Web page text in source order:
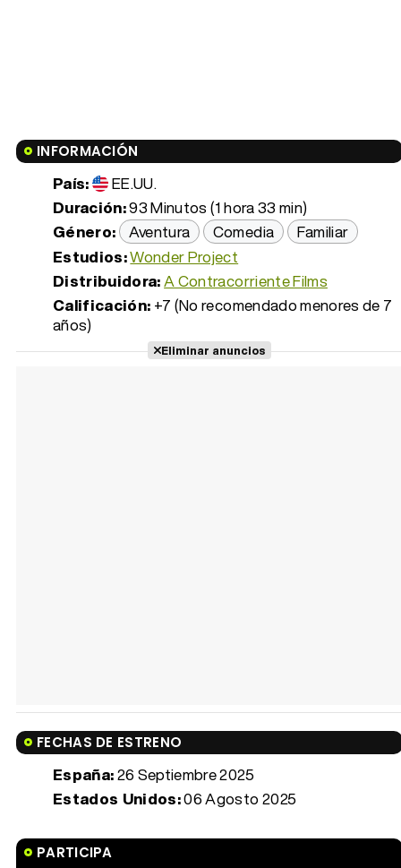
INFORMACIÓN
País:
EE.UU.
Duración:93 Minutos (1 hora 33 min)
Género: Aventura Comedia
Familiar
Estudios:Wonder Project
Distribuidora:A Contracorriente Films
Calificación: +7 (No recomendado menores de 7
años)
Eliminar anuncios
FECHAS DE ESTRENO
España:26 Septiembre 2025
Estados Unidos:06 Agosto 2025
PARTICIPA